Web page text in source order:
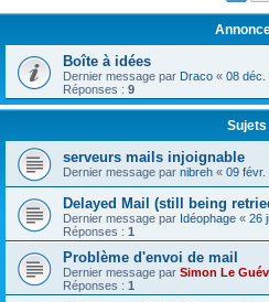
Boîte à idées
Dernier message par Draco « 08 déc.
Réponses : 9
Sujets
serveurs mails injoignable
Dernier message par nibreh « 09 févr.
Delayed Mail (still being
Dernier message par Idéophage « 26
Réponses : 1
Problème d'envoi de mail
Dernier message par Simon Le
Réponses : 1